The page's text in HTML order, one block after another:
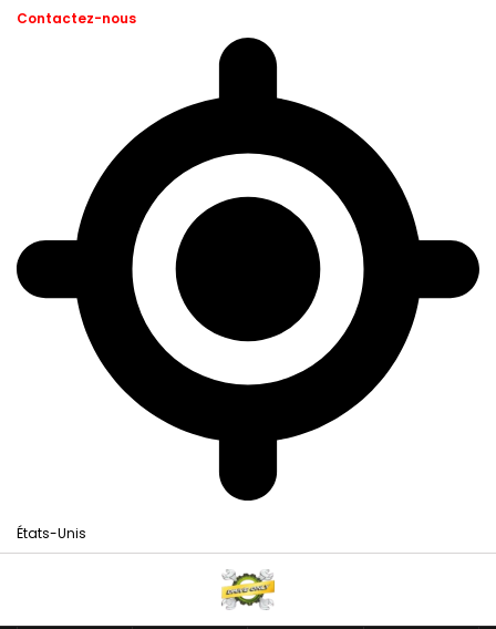
Contactez-nous
États-Unis